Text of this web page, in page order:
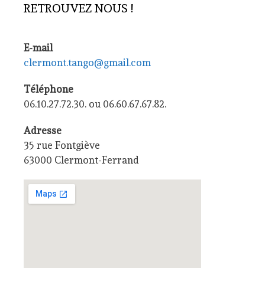
RETROUVEZ NOUS !
E-mail
clermont.tango@gmail.com
Téléphone
06.10.27.72.30. ou 06.60.67.67.82.
Adresse
35 rue Fontgiève
63000 Clermont-Ferrand